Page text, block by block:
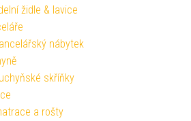
židle & lavice
nábytek
skříňky
a rošty